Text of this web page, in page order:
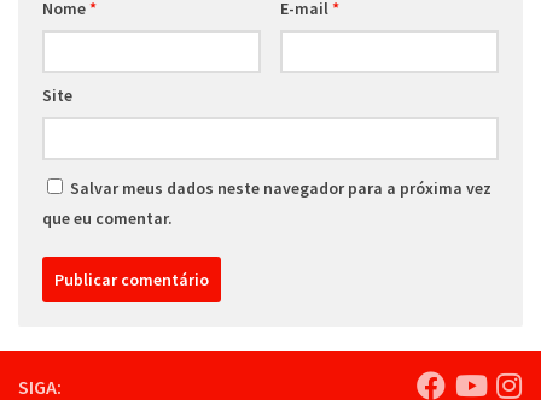
Nome* E-mail *
Site
Salvar meus dados neste navegador para a próxima vez
que eu comentar.
SIGA: